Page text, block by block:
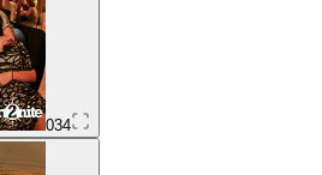
034